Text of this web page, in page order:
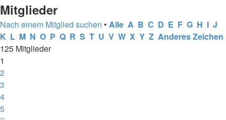
Mitglieder
Nach einem Mitglied suchen • Alle A B C D E F G H I J
K L M N O P Q R S T U V W X Y Z Anderes Zeichen
125 Mitglieder
1
2
3
4
5